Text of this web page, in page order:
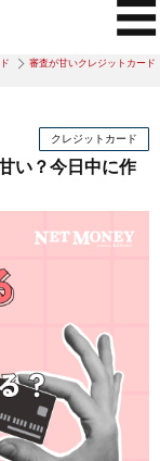
審査が甘いクレジットカード
クレジットカード
い？今日中に作